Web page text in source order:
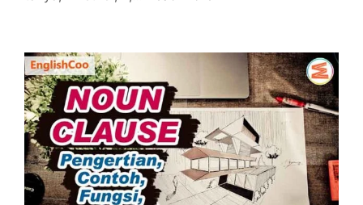
Clause
Artinya
yang
Paling
Lengkap